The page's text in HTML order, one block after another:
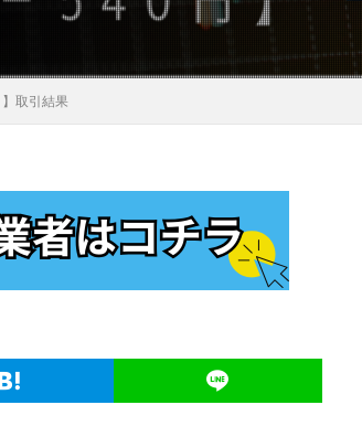
取引結果